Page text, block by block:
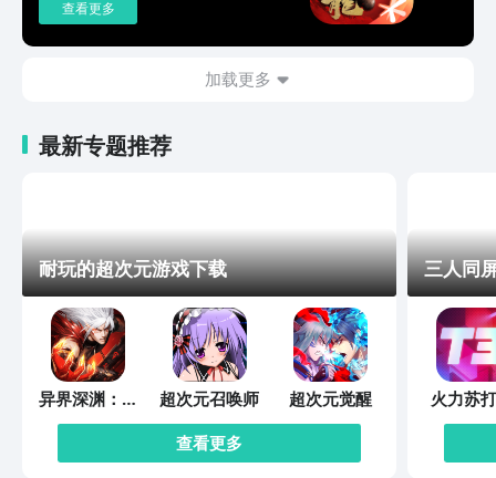
查看更多
加载更多
最新专题推荐
耐玩的超次元游戏下载
异界深渊：觉
醒
超次元召唤师
超次元觉醒
查看更多
三人同
火力苏